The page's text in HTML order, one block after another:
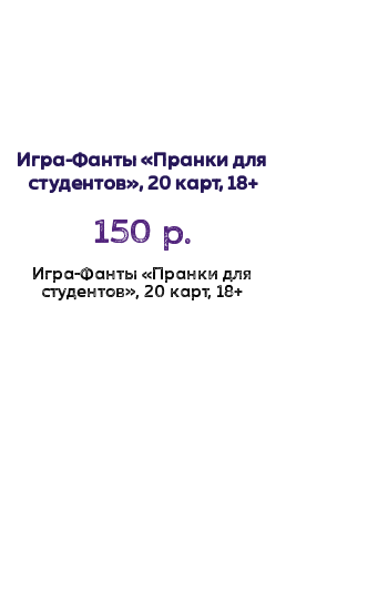
Игра-Фанты «Пранки для
студентов», 20 карт, 18+
150 р.
Игра-Фанты «Пранки для
студентов», 20 карт, 18+